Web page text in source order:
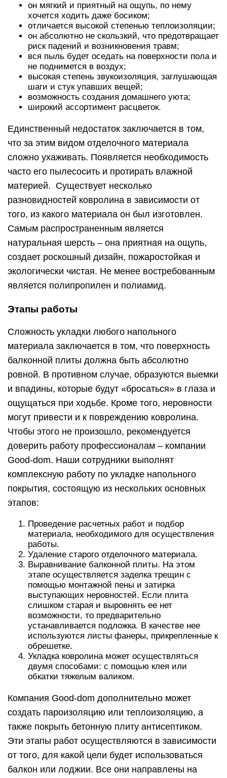
он мягкий и приятный на ощупь, по нему
хочется ходить даже босиком;
отличается высокой степенью теплоизоляции;
он абсолютно не скользкий, что предотвращает
риск падений и возникновения травм;
вся пыль будет оседать на поверхности пола и
не поднимется в воздух;
высокая степень звукоизоляция, заглушающая
шаги и стук упавших вещей;
возможность создания домашнего уюта;
широкий ассортимент расцветок.
Единственный недостаток заключается в том,
что за этим видом отделочного материала
сложно ухаживать. Появляется необходимость
часто его пылесосить и протирать влажной
материей. Существует несколько
разновидностей ковролина в зависимости от
того, из какого материала он был изготовлен.
Самым распространенным является
натуральная шерсть – она приятная на ощупь,
создает роскошный дизайн, пожаростойкая и
экологически чистая. Не менее востребованным
является полипропилен и полиамид.
Этапы работы
Сложность укладки любого напольного
материала заключается в том, что поверхность
балконной плиты должна быть абсолютно
ровной. В противном случае, образуются выемки
и впадины, которые будут «бросаться» в глаза и
ощущаться при ходьбе. Кроме того, неровности
могут привести и к повреждению ковролина.
Чтобы этого не произошло, рекомендуется
доверить работу профессионалам – компании
Good-dom. Наши сотрудники выполнят
комплексную работу по укладке напольного
покрытия, состоящую из нескольких основных
этапов:
Проведение расчетных работ и подбор
материала, необходимого для осуществления
работы.
Удаление старого отделочного материала.
Выравнивание балконной плиты. На этом
этапе осуществляется заделка трещин с
помощью монтажной пены и затирка
выступающих неровностей. Если плита
слишком старая и выровнять ее нет
возможности, то предварительно
устанавливается подложка. В качестве нее
используются листы фанеры, прикрепленные к
обрешетке.
Укладка ковролина может осуществляться
двумя способами: с помощью клея или
обкатки тяжелым валиком.
Компания Good-dom дополнительно может
создать пароизоляцию или теплоизоляцию, а
также покрыть бетонную плиту антисептиком.
Эти этапы работ осуществляются в зависимости
от того, для какой цели будет использоваться
балкон или лоджии. Все они направлены на